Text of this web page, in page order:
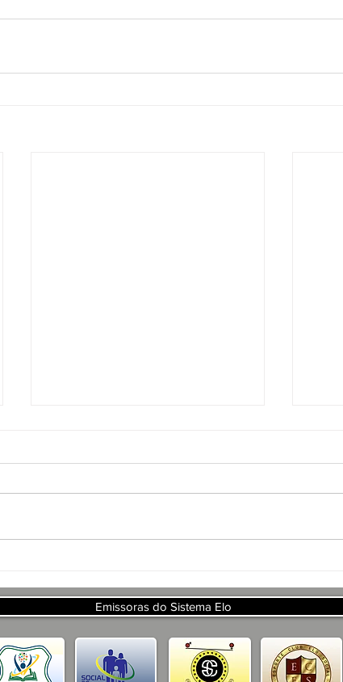
SECRETARIA DE TURISMO E
DESENVOLVIMENTO
DE
DA
Emissoras do Sistema Elo